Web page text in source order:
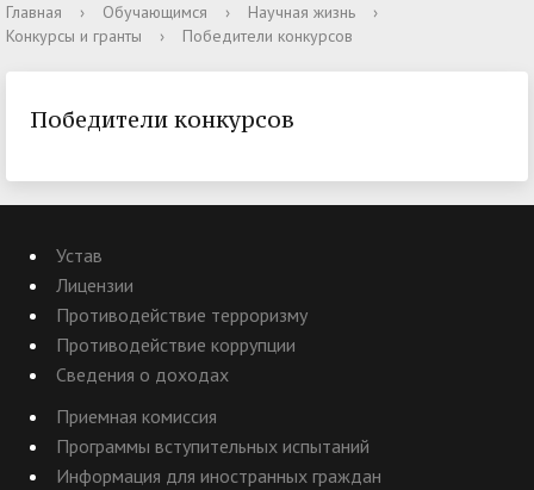
Главная › Обучающимся › Научная жизнь
›
Конкурсы и гранты
› Победители конкурсов
Победители конкурсов
Устав
Лицензии
Противодействие терроризму
Противодействие коррупции
Сведения о доходах
Приемная комиссия
Программы вступительных испытаний
Информация для иностранных граждан